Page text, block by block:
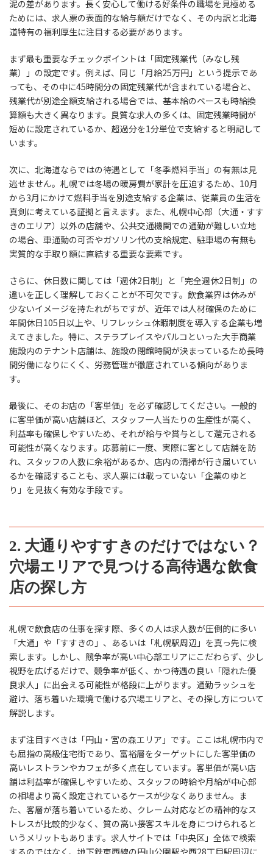
泥の差があります。長く安心して働ける好条件の職場を見極める
ためには、求人票の表面的な給与額だけでなく、その内訳と北海
道特有の福利厚生に注目する必要があります。
まず最も重要なチェックポイントは「固定残業代（みなし残
業）」の設定です。例えば、同じ「月給25万円」という提示であ
っても、その中に45時間分の固定残業代が含まれている場合と、
残業代が別途全額支給される場合では、基本給のベースも時給換
算額も大きく異なります。良質な求人の多くは、固定残業時間が
短めに設定されているか、超過分を1分単位で支給すると明記して
います。
次に、北海道ならではの待遇として「冬季燃料手当」の有無は見
逃せません。札幌では冬場の暖房費が家計を圧迫するため、10月
から3月にかけて燃料手当を別途支給する企業は、従業員の生活を
真剣に考えている証拠と言えます。また、札幌中心部（大通・すす
きのエリア）以外の店舗や、公共交通機関での通勤が難しい立地
の場合、車通勤の可否やガソリン代の支給規定、駐車場の有無も
実質的な手取り額に直結する重要な要素です。
さらに、休日数に関しては「週休2日制」と「完全週休2日制」の
違いを正しく理解しておくことが不可欠です。飲食業界は休みが
少ないイメージを持たれがちですが、近年では人材確保のために
年間休日105日以上や、リフレッシュ休暇制度を導入する企業も増
えてきました。特に、ステラプレイスやパルコといった大手商業
施設内のテナント店舗は、施設の閉館時間が決まっているため長時
間労働になりにくく、労務管理が徹底されている傾向がありま
す。
最後に、そのお店の「客単価」を必ず確認してください。一般的
に客単価が高い店舗ほど、スタッフ一人当たりの生産性が高く、
利益率も確保しやすいため、それが給与や賞与として還元される
可能性が高くなります。応募前に一度、実際に客として店舗を訪
れ、スタッフの人数に余裕があるか、店内の清掃が行き届いてい
るかを確認することも、求人票には載っていない「企業のゆと
り」を見抜く有効な手段です。
2. 大通りやすすきのだけではない？
穴場エリアで見つける高待遇な飲食
店の探し方
札幌で飲食店の仕事を探す際、多くの人は求人数が圧倒的に多い
「大通」や「すすきの」、あるいは「札幌駅周辺」を真っ先に検
索します。しかし、競争率が高い中心部エリアにこだわらず、少し
視野を広げるだけで、競争率が低く、かつ待遇の良い「隠れた優
良求人」に出会える可能性が格段に上がります。通勤ラッシュを
避け、落ち着いた環境で働ける穴場エリアと、その探し方について
解説します。
まず注目すべきは「円山・宮の森エリア」です。ここは札幌市内で
も屈指の高級住宅街であり、富裕層をターゲットにした客単価の
高いレストランやカフェが多く点在しています。客単価が高い店
舗は利益率が確保しやすいため、スタッフの時給や月給が中心部
の相場より高く設定されているケースが少なくありません。ま
た、客層が落ち着いているため、クレーム対応などの精神的なス
トレスが比較的少なく、質の高い接客スキルを身につけられると
いうメリットもあります。求人サイトでは「中央区」全体で検索